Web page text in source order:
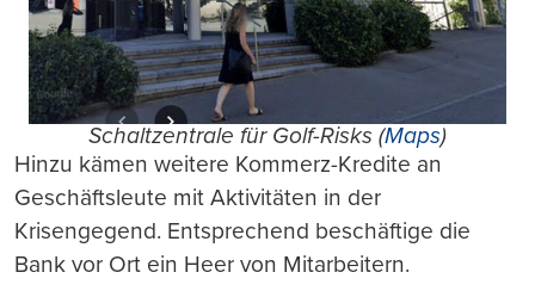
Schaltzentrale für Golf-Risks (Maps)
Hinzu kämen weitere Kommerz-Kredite an
Geschäftsleute mit Aktivitäten in der
Krisengegend. Entsprechend beschäftige die
Bank vor Ort ein Heer von Mitarbeitern.